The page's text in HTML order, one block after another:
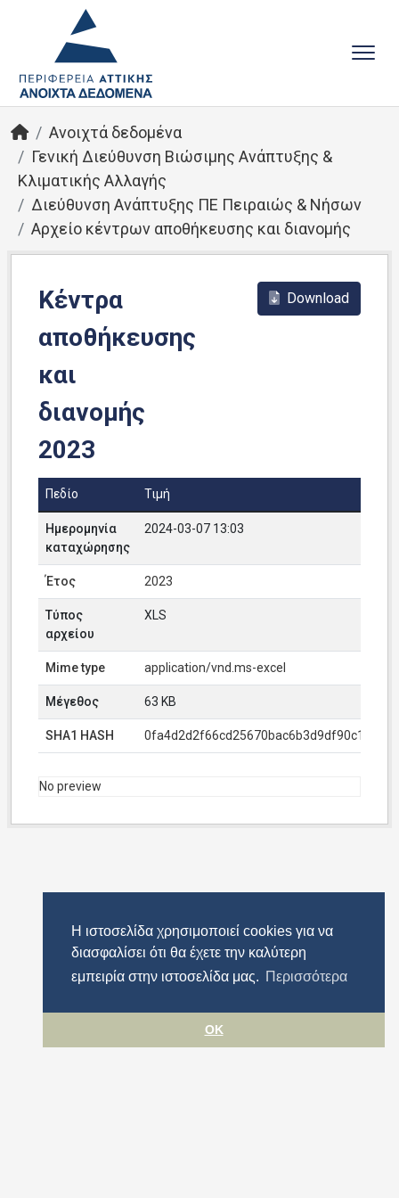
Η ιστοσελίδα χρησιμοποιεί cookies για να
διασφαλίσει ότι θα έχετε την καλύτερη
εμπειρία στην ιστοσελίδα μας. Περισσότερα
OK
Ανοιχτά δεδομένα
Γενική Διεύθυνση Βιώσιμης Ανάπτυξης &
Κλιματικής Αλλαγής
Διεύθυνση Ανάπτυξης ΠΕ Πειραιώς & Νήσων
Αρχείο κέντρων αποθήκευσης και διανομής
Κέντρα
αποθήκευσης
και
διανομής
2023
Download
Πεδίο Τιμή
Ημερομηνία
καταχώρησης
2024-03-07 13:03
Έτος 2023
Τύπος
αρχείου
XLS
Mime type application/vnd.ms-excel
Μέγεθος 63 KB
SHA1 HASH
No preview